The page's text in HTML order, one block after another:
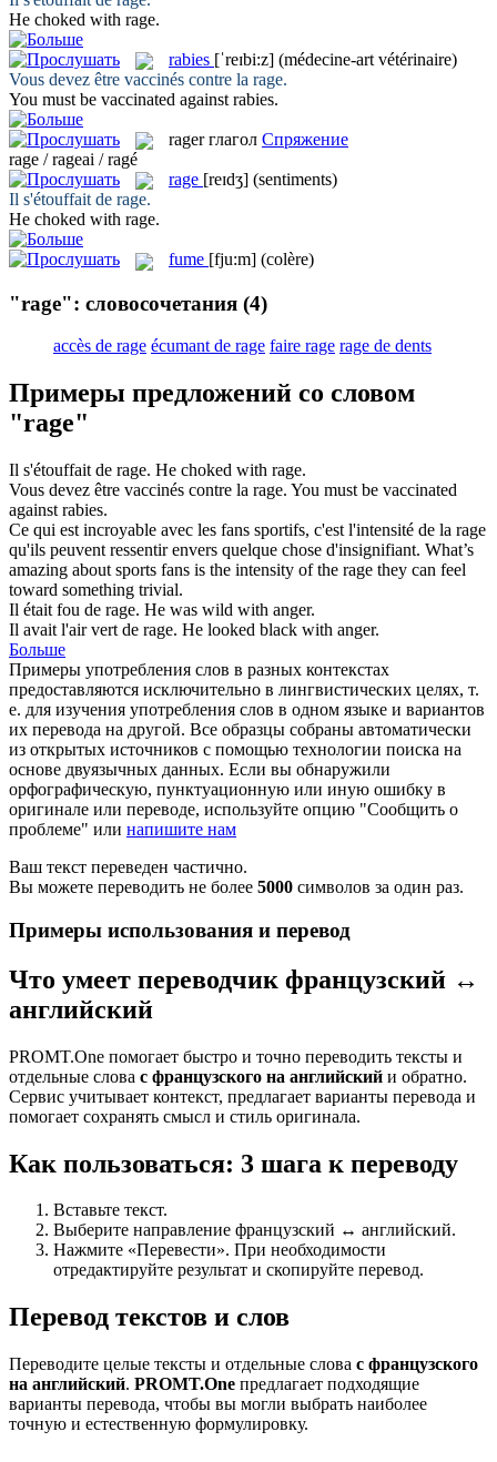
He choked with rage.
rabies [ˈreɪbi:z] (médecine-art vétérinaire)
Vous devez être vaccinés contre la rage.
You must be vaccinated against rabies.
rager глагол Спряжение
rage / rageai / ragé
rage [reɪdʒ] (sentiments)
Il s'étouffait de rage.
He choked with rage.
fume [fju:m] (colère)
"rage": словосочетания (4)
accès de rage écumant de rage faire rage rage de dents
Примеры предложений со словом
"rage"
Il s'étouffait de rage. He choked with rage.
Vous devez être vaccinés contre la rage. You must be vaccinated
against rabies.
Ce qui est incroyable avec les fans sportifs, c'est l'intensité de la rage
qu'ils peuvent ressentir envers quelque chose d'insignifiant. What’s
amazing about sports fans is the intensity of the rage they can feel
toward something trivial.
Il était fou de rage. He was wild with anger.
Il avait l'air vert de rage. He looked black with anger.
Больше
Примеры употребления слов в разных контекстах
предоставляются исключительно в лингвистических целях, т.
е. для изучения употребления слов в одном языке и вариантов
их перевода на другой. Все образцы собраны автоматически
из открытых источников с помощью технологии поиска на
основе двуязычных данных. Если вы обнаружили
орфографическую, пунктуационную или иную ошибку в
оригинале или переводе, используйте опцию "Сообщить о
проблеме" или напишите нам
Ваш текст переведен частично.
Вы можете переводить не более 5000 символов за один раз.
Примеры использования и перевод
Что умеет переводчик французский ↔
английский
PROMT.One помогает быстро и точно переводить тексты и
отдельные слова с французского на английский и обратно.
Сервис учитывает контекст, предлагает варианты перевода и
помогает сохранять смысл и стиль оригинала.
Как пользоваться: 3 шага к переводу
Вставьте текст.
Выберите направление французский ↔ английский.
Нажмите «Перевести». При необходимости
отредактируйте результат и скопируйте перевод.
Перевод текстов и слов
Переводите целые тексты и отдельные слова с французского
на английский. PROMT.One предлагает подходящие
варианты перевода, чтобы вы могли выбрать наиболее
точную и естественную формулировку.